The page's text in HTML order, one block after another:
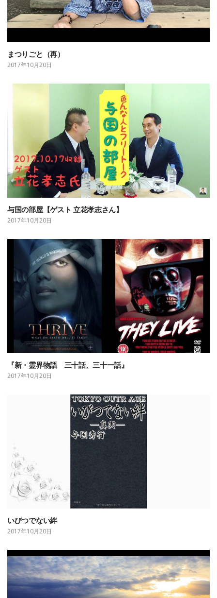
まつりごと（再）
2017年10月20日
与国の部屋【ゲスト 立花孝志さん】
2017年10月20日
『新・霊界物語 三十話、三十一話』
2017年10月20日
いびつでない絆
2017年10月20日